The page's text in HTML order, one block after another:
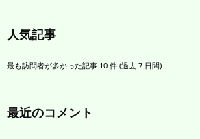
人気記事
最も訪問者が多かった記事 10 件 (過去 7 日間)
最近のコメント